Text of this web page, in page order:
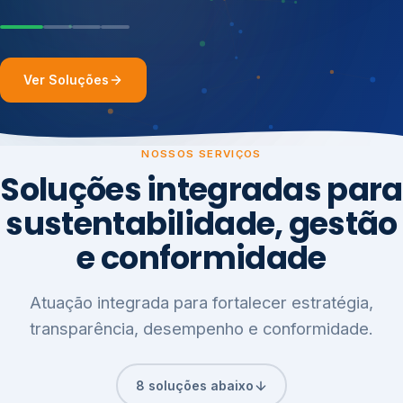
Ver Soluções
NOSSOS SERVIÇOS
Soluções integradas para
sustentabilidade, gestão
e conformidade
Atuação integrada para fortalecer estratégia,
transparência, desempenho e conformidade.
8 soluções abaixo